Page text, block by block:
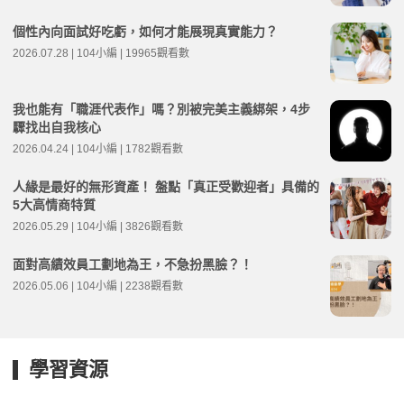
個性內向面試好吃虧，如何才能展現真實能力？
2026.07.28 | 104小編 | 19965觀看數
我也能有「職涯代表作」嗎？別被完美主義綁架，4步
驟找出自我核心
2026.04.24 | 104小編 | 1782觀看數
人緣是最好的無形資產！ 盤點「真正受歡迎者」具備的
5大高情商特質
2026.05.29 | 104小編 | 3826觀看數
面對高績效員工劃地為王，不急扮黑臉？！
2026.05.06 | 104小編 | 2238觀看數
學習資源